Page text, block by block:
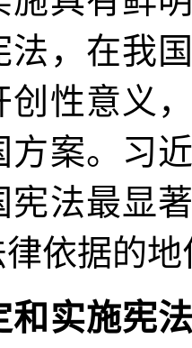
法，在我
创性意义
方案。习
宪法最显
依据的
实施宪